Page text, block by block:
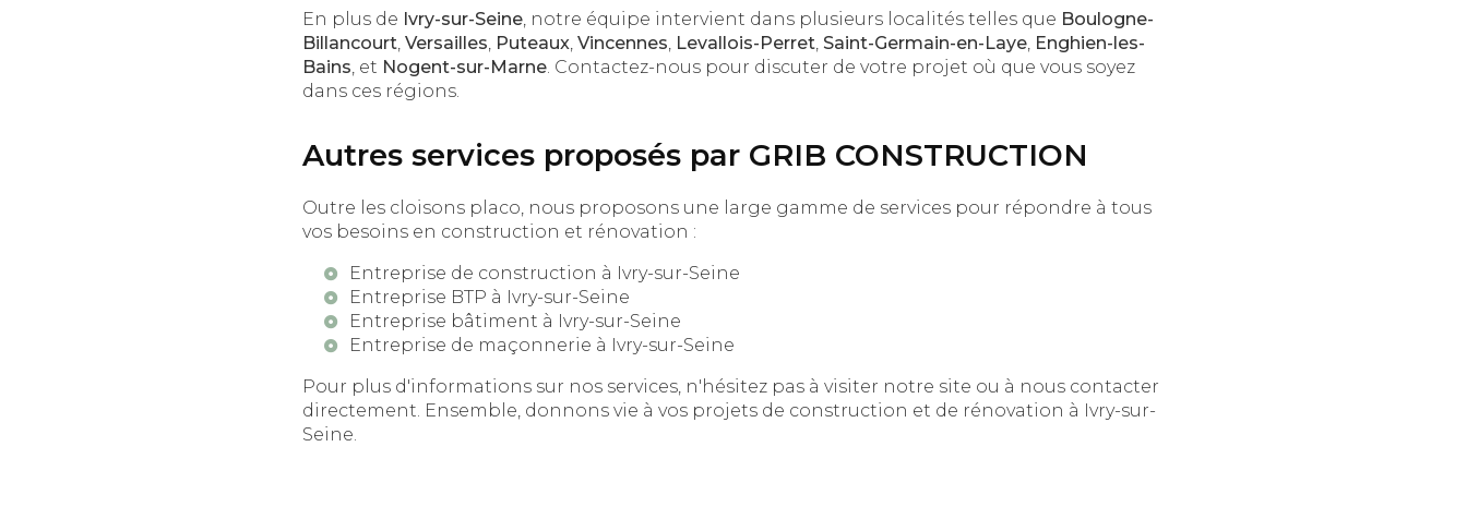
En plus de Ivry-sur-Seine, notre équipe intervient dans plusieurs localités telles que Boulogne-
Billancourt, Versailles, Puteaux, Vincennes, Levallois-Perret, Saint-Germain-en-Laye, Enghien-les-
Bains, et Nogent-sur-Marne. Contactez-nous pour discuter de votre projet où que vous soyez
dans ces régions.
Autres services proposés par GRIB CONSTRUCTION
Outre les cloisons placo, nous proposons une large gamme de services pour répondre à tous
vos besoins en construction et rénovation :
Entreprise de construction à Ivry-sur-Seine
Entreprise BTP à Ivry-sur-Seine
Entreprise bâtiment à Ivry-sur-Seine
Entreprise de maçonnerie à Ivry-sur-Seine
Pour plus d'informations sur nos services, n'hésitez pas à visiter notre site ou à nous contacter
directement. Ensemble, donnons vie à vos projets de construction et de rénovation à Ivry-sur-
Seine.